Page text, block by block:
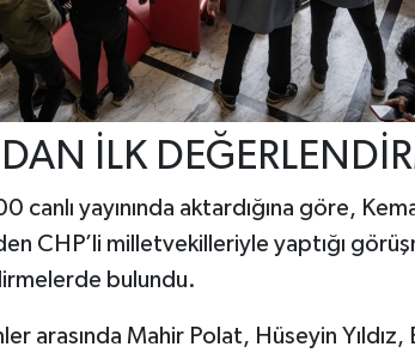
İLK
canlı yayınında aktardığına göre,
CHP’li milletvekilleriyle yaptığı
bulundu.
arasında Mahir Polat, Hüseyin Yıldız,